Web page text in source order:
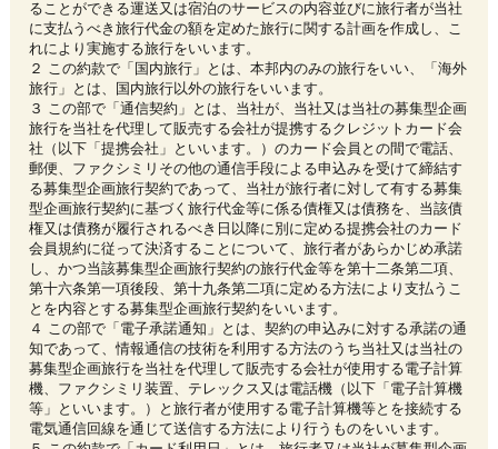
ることができる運送又は宿泊のサービスの内容並びに旅行者が当社
に支払うべき旅行代金の額を定めた旅行に関する計画を作成し、こ
れにより実施する旅行をいいます。
２ この約款で「国内旅行」とは、本邦内のみの旅行をいい、「海外
旅行」とは、国内旅行以外の旅行をいいます。
３ この部で「通信契約」とは、当社が、当社又は当社の募集型企画
旅行を当社を代理して販売する会社が提携するクレジットカード会
社（以下「提携会社」といいます。）のカード会員との間で電話、
郵便、ファクシミリその他の通信手段による申込みを受けて締結す
る募集型企画旅行契約であって、当社が旅行者に対して有する募集
型企画旅行契約に基づく旅行代金等に係る債権又は債務を、当該債
権又は債務が履行されるべき日以降に別に定める提携会社のカード
会員規約に従って決済することについて、旅行者があらかじめ承諾
し、かつ当該募集型企画旅行契約の旅行代金等を第十二条第二項、
第十六条第一項後段、第十九条第二項に定める方法により支払うこ
とを内容とする募集型企画旅行契約をいいます。
４ この部で「電子承諾通知」とは、契約の申込みに対する承諾の通
知であって、情報通信の技術を利用する方法のうち当社又は当社の
募集型企画旅行を当社を代理して販売する会社が使用する電子計算
機、ファクシミリ装置、テレックス又は電話機（以下「電子計算機
等」といいます。）と旅行者が使用する電子計算機等とを接続する
電気通信回線を通じて送信する方法により行うものをいいます。